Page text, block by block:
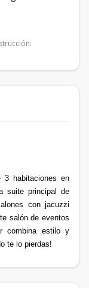
:
3 habitaciones en
suite principal de
con jacuzzi
salón de eventos
combina estilo y
te lo pierdas!